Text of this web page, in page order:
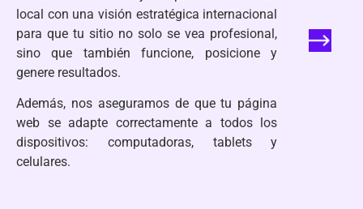
local con una visión estratégica internacional
para que tu sitio no solo se vea profesional,
sino que también funcione, posicione y
genere resultados.
Además, nos aseguramos de que tu página
web se adapte correctamente a todos los
dispositivos: computadoras, tablets y
celulares.